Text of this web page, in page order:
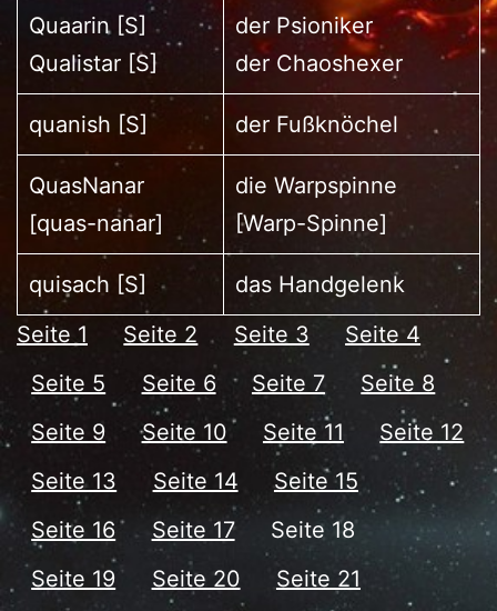
Quaarin [S]
Qualistar [S]
der Psioniker
der Chaoshexer
quanish [S] der Fußknöchel
QuasNanar
[quas-nanar]
die Warpspinne
[Warp-Spinne]
quisach [S]
das Handgelenk
Seite 1
Seite 2 Seite 3
Seite 4
Seite 5
Seite 6 Seite 7
Seite 8
Seite 9
Seite 10 Seite 11
Seite 12
Seite 13
Seite 14
Seite 15
Seite 16
Seite 17
Seite 18
Seite 19
Seite 20
Seite 21